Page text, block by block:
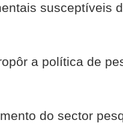
susceptíveis
a política de
do sector